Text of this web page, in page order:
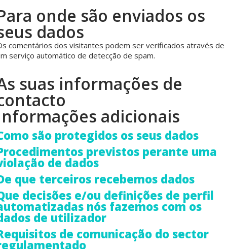
onde são enviados os
dados
comentários dos visitantes podem ser verificados através de
serviço automático de detecção de spam.
suas informações de
adicionais
são protegidos os seus dados
previstos perante uma
de dados
que terceiros recebemos dados
decisões e/ou definições de perfil
nós fazemos com os
de utilizador
de comunicação do sector